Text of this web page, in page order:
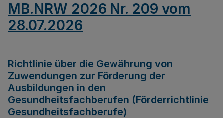
MB.NRW 2026 Nr. 209 vom
28.07.2026
Richtlinie über die Gewährung von
Zuwendungen zur Förderung der
Ausbildungen in den
Gesundheitsfachberufen (Förderrichtlinie
Gesundheitsfachberufe)